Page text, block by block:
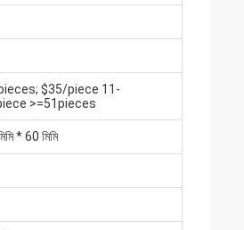
$35/piece 11-
>=51pieces
* 60 মিমি